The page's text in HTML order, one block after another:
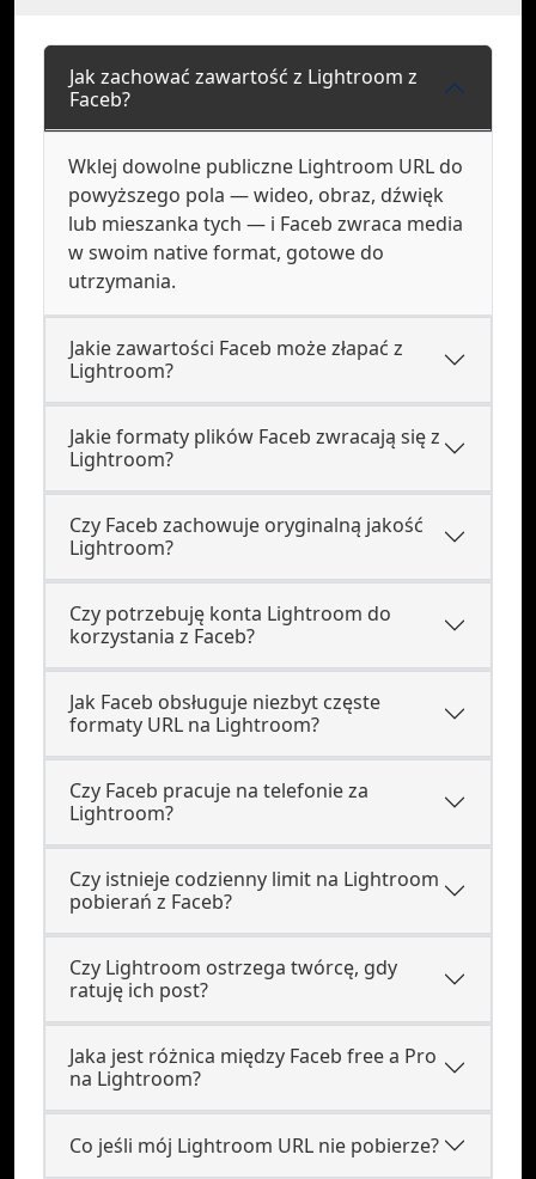
Jak zachować zawartość z Lightroom z
Faceb?
Wklej dowolne publiczne Lightroom URL do
powyższego pola — wideo, obraz, dźwięk
lub mieszanka tych — i Faceb zwraca media
w swoim native format, gotowe do
utrzymania.
Jakie zawartości Faceb może złapać z
Lightroom?
Jakie formaty plików Faceb zwracają się z
Lightroom?
Czy Faceb zachowuje oryginalną jakość
Lightroom?
Czy potrzebuję konta Lightroom do
korzystania z Faceb?
Jak Faceb obsługuje niezbyt częste
formaty URL na Lightroom?
Czy Faceb pracuje na telefonie za
Lightroom?
Czy istnieje codzienny limit na Lightroom
pobierań z Faceb?
Czy Lightroom ostrzega twórcę, gdy
ratuję ich post?
Jaka jest różnica między Faceb free a Pro
na Lightroom?
Co jeśli mój Lightroom URL nie pobierze?